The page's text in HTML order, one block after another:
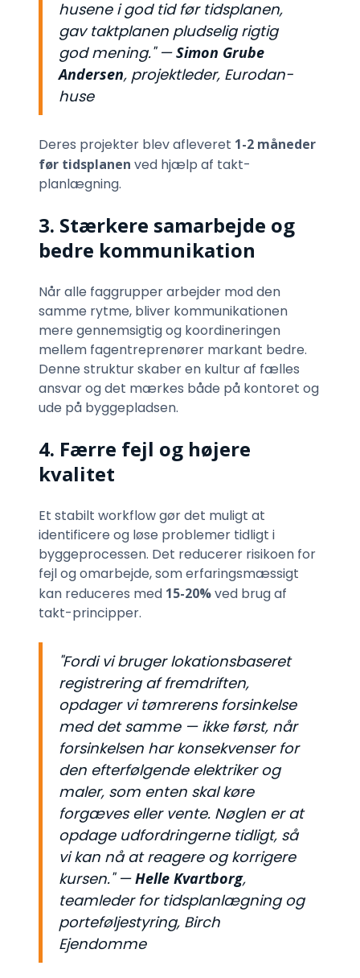
husene i god tid før tidsplanen,
gav taktplanen pludselig rigtig
god mening."—Simon Grube
Andersen, projektleder, Eurodan-
huse
Deres projekter blev afleveret 1-2 måneder
før tidsplanen ved hjælp af takt-
planlægning.
3. Stærkere samarbejde og
bedre kommunikation
Når alle faggrupper arbejder mod den
samme rytme, bliver kommunikationen
mere gennemsigtig og koordineringen
mellem fagentreprenører markant bedre.
Denne struktur skaber en kultur af fælles
ansvar og det mærkes både på kontoret og
ude på byggepladsen.
4. Færre fejl og højere
kvalitet
Et stabilt workflow gør det muligt at
identificere og løse problemer tidligt i
byggeprocessen. Det reducerer risikoen for
fejl og omarbejde, som erfaringsmæssigt
kan reduceres med 15-20%ved brug af
takt-principper.
"Fordi vi bruger lokationsbaseret
registrering af fremdriften,
opdager vi tømrerens forsinkelse
med det samme — ikke først, når
forsinkelsen har konsekvenser for
den efterfølgende elektriker og
maler, som enten skal køre
forgæves eller vente. Nøglen er at
opdage udfordringerne tidligt, så
vi kan nå at reagere og korrigere
kursen."—Helle Kvartborg,
teamleder for tidsplanlægning og
porteføljestyring, Birch
Ejendomme